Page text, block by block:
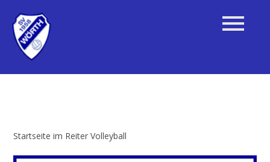
Startseite im Reiter Volleyball